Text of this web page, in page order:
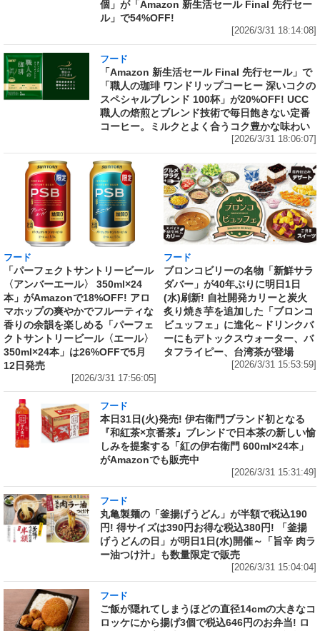
個」が「Amazon 新生活セール Final 先行セー
ル」で54%OFF!
[2026/3/31 18:14:08]
フード
「Amazon 新生活セール Final 先行セール」で
「職人の珈琲 ワンドリップコーヒー 深いコクの
スペシャルブレンド 100杯」が20%OFF! UCC
職人の焙煎とブレンド技術で毎日飽きない定番
コーヒー。ミルクとよく合うコク豊かな味わい
[2026/3/31 18:06:07]
フード
「パーフェクトサントリービール
〈アンバーエール〉 350ml×24
本」がAmazonで18%OFF! アロ
マホップの爽やかでフルーティな
香りの余韻を楽しめる「パーフェ
クトサントリービール〈エール〉
350ml×24本」は26%OFFで5月
12日発売
[2026/3/31 17:56:05]
フード
ブロンコビリーの名物「新鮮サラ
ダバー」が40年ぶりに明日1日
(水)刷新! 自社開発カリーと炭火
炙り焼き芋を追加した「ブロンコ
ビュッフェ」に進化～ドリンクバ
ーにもデトックスウォーター、バ
タフライピー、台湾茶が登場
[2026/3/31 15:53:59]
フード
本日31日(火)発売! 伊右衛門ブランド初となる
『和紅茶×京番茶』ブレンドで日本茶の新しい愉
しみを提案する「紅の伊右衛門 600ml×24本」
がAmazonでも販売中
[2026/3/31 15:31:49]
フード
丸亀製麺の「釜揚げうどん」が半額で税込190
円! 得サイズは390円お得な税込380円! 「釜揚
げうどんの日」が明日1日(水)開催～「旨辛 肉ラ
ー油つけ汁」も数量限定で販売
[2026/3/31 15:04:04]
フード
ご飯が隠れてしまうほどの直径14cmの大きなコ
ロッケにから揚げ3個で税込646円のお弁当! ロ